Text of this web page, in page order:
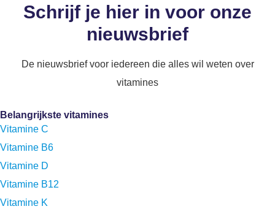
Schrijf je hier in voor onze
nieuwsbrief
De nieuwsbrief voor iedereen die alles wil weten over
vitamines
Belangrijkste vitamines
Vitamine C
Vitamine B6
Vitamine D
Vitamine B12
Vitamine K